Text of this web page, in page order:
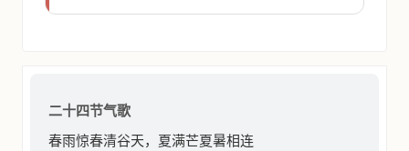
二十四节气歌
春雨惊春清谷天，夏满芒夏暑相连